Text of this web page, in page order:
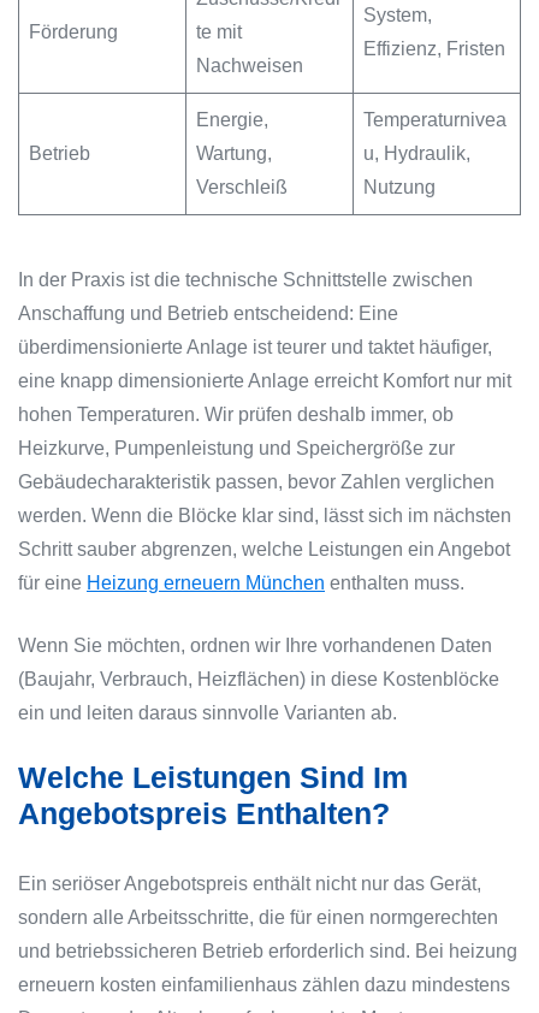
Förderung
te mit
Nachweisen
System,
Effizienz, Fristen
Betrieb
Energie,
Wartung,
Verschleiß
Temperaturnivea
u, Hydraulik,
Nutzung
In der Praxis ist die technische Schnittstelle zwischen
Anschaffung und Betrieb entscheidend: Eine
überdimensionierte Anlage ist teurer und taktet häufiger,
eine knapp dimensionierte Anlage erreicht Komfort nur mit
hohen Temperaturen. Wir prüfen deshalb immer, ob
Heizkurve, Pumpenleistung und Speichergröße zur
Gebäudecharakteristik passen, bevor Zahlen verglichen
werden. Wenn die Blöcke klar sind, lässt sich im nächsten
Schritt sauber abgrenzen, welche Leistungen ein Angebot
für eine Heizung erneuern München enthalten muss.
Wenn Sie möchten, ordnen wir Ihre vorhandenen Daten
(Baujahr, Verbrauch, Heizflächen) in diese Kostenblöcke
ein und leiten daraus sinnvolle Varianten ab.
Welche Leistungen Sind Im
Angebotspreis Enthalten?
Ein seriöser Angebotspreis enthält nicht nur das Gerät,
sondern alle Arbeitsschritte, die für einen normgerechten
und betriebssicheren Betrieb erforderlich sind. Bei heizung
erneuern kosten einfamilienhaus zählen dazu mindestens